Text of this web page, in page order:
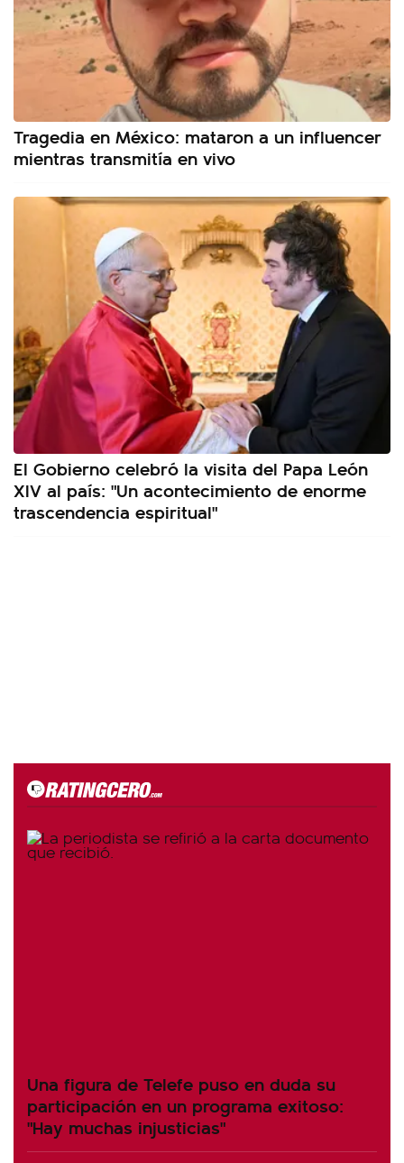
Tragedia en México: mataron a un influencer
mientras transmitía en vivo
El Gobierno celebró la visita del Papa León
XIV al país: "Un acontecimiento de enorme
trascendencia espiritual"
Una figura de Telefe puso en duda su
participación en un programa exitoso:
"Hay muchas injusticias"